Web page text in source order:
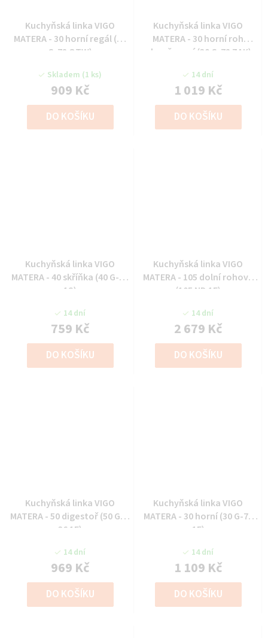
Kuchyňská linka VIGO
MATERA - 30 horní regál (30
G-72 OTW)
Skladem (1 ks)
909 Kč
DO KOŠÍKU
Kuchyňská linka VIGO
MATERA - 30 horní roh
ukončovací (30 G-72 ZAK)
14 dní
1 019 Kč
DO KOŠÍKU
Kuchyňská linka VIGO
MATERA - 40 skříňka (40 G-13
1S)
14 dní
759 Kč
DO KOŠÍKU
Kuchyňská linka VIGO
MATERA - 105 dolní rohová
(105 ND 1F)
14 dní
2 679 Kč
DO KOŠÍKU
Kuchyňská linka VIGO
MATERA - 50 digestoř (50 GU-
36 1F)
14 dní
969 Kč
DO KOŠÍKU
Kuchyňská linka VIGO
MATERA - 30 horní (30 G-72
1F)
14 dní
1 109 Kč
DO KOŠÍKU